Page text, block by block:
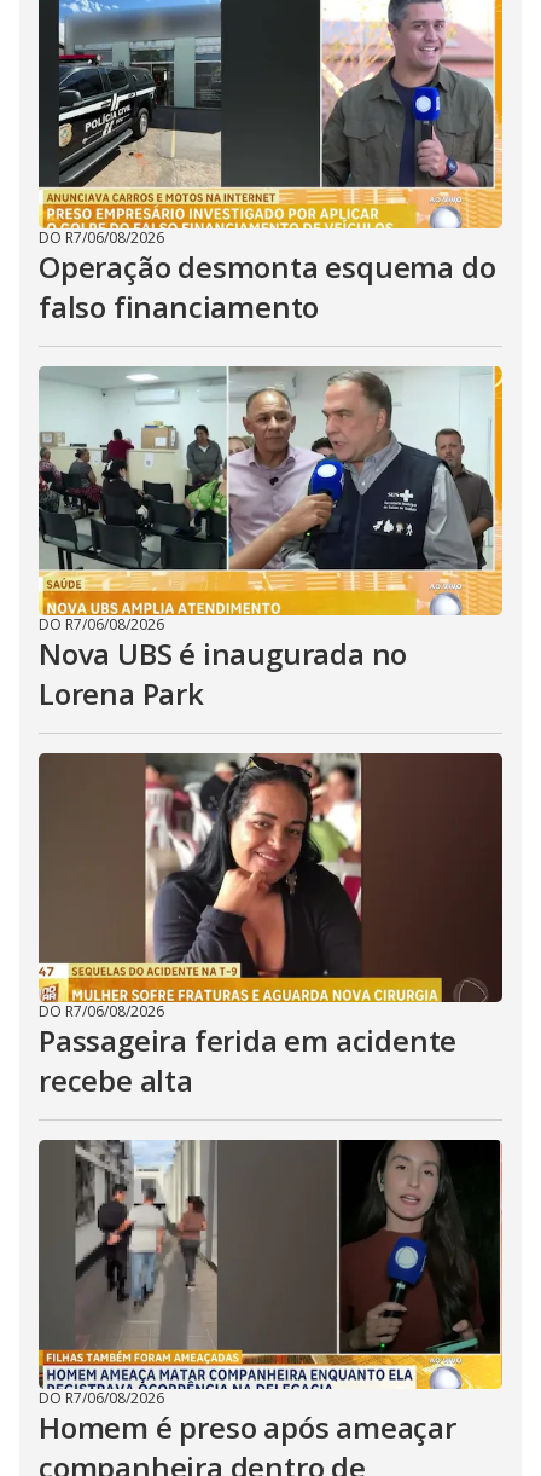
DO R7/06/08/2026
Operação desmonta esquema do
falso financiamento
DO R7/06/08/2026
Nova UBS é inaugurada no
Lorena Park
DO R7/06/08/2026
Passageira ferida em acidente
recebe alta
DO R7/06/08/2026
Homem é preso após ameaçar
companheira dentro de